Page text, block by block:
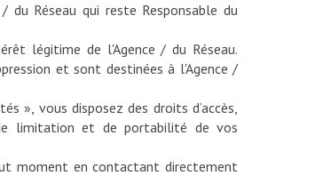
Réseau qui reste Responsable du
légitime de l'Agence / du Réseau.
et sont destinées à l'Agence /
», vous disposez des droits d’accès,
limitation et de portabilité de vos
moment en contactant directement